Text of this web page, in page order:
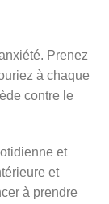
Prenez
à chaque
contre le
et
et
à prendre